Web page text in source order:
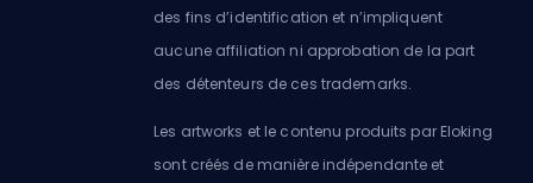
des fins d’identification et n’impliquent
aucune affiliation ni approbation de la part
des détenteurs de ces trademarks.
Les artworks et le contenu produits par Eloking
sont créés de manière indépendante et